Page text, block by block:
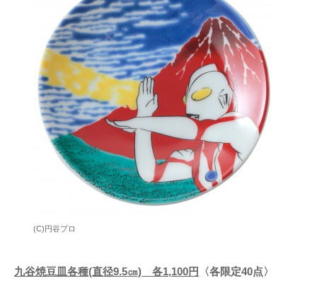
(C)円谷プロ
九谷焼豆皿各種(直径9.5㎝) 各1,100円 〈各限定40点〉